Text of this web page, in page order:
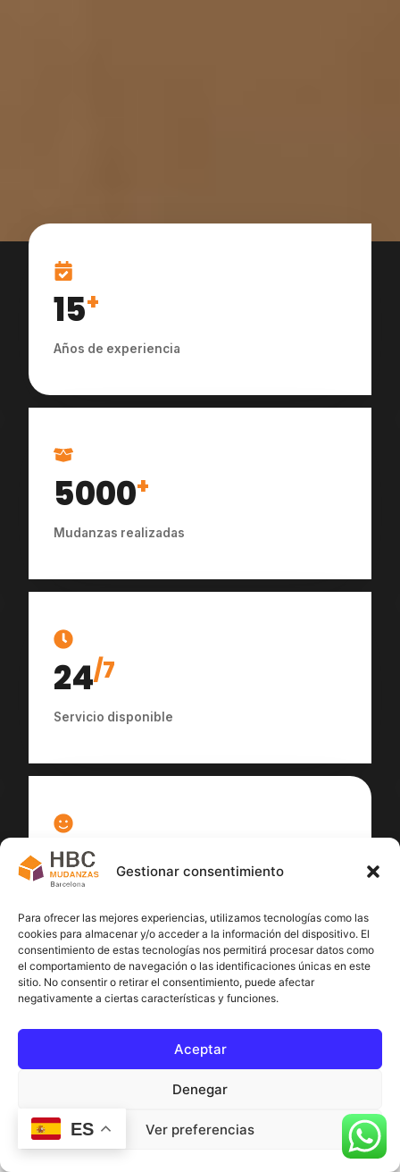
Gestionar consentimiento
Para ofrecer las mejores experiencias, utilizamos tecnologías como las
cookies para almacenar y/o acceder a la información del dispositivo. El
consentimiento de estas tecnologías nos permitirá procesar datos como
el comportamiento de navegación o las identificaciones únicas en este
sitio. No consentir o retirar el consentimiento, puede afectar
negativamente a ciertas características y funciones.
Aceptar
Denegar
Ver preferencias
15+
Años de experiencia
5000+
Mudanzas realizadas
24/7
Servicio disponible
100
ES